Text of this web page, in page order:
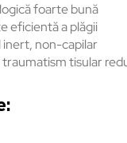
foarte bună
eficientă a plăgii
inert, non-capilar
traumatism tisular